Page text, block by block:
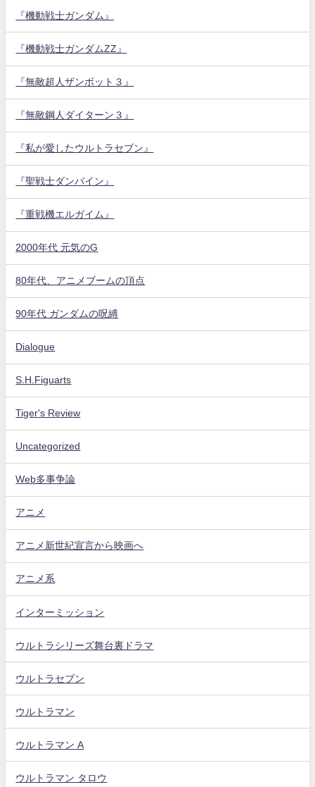
『機動戦士ガンダム』
『機動戦士ガンダムZZ』
『無敵超人ザンボット３』
『無敵鋼人ダイターン３』
『私が愛したウルトラセブン』
『聖戦士ダンバイン』
『重戦機エルガイム』
2000年代 元気のG
80年代、アニメブームの頂点
90年代 ガンダムの呪縛
Dialogue
S.H.Figuarts
Tiger's Review
Uncategorized
Web多事争論
アニメ
アニメ新世紀宣言から映画へ
アニメ系
インターミッション
ウルトラシリーズ舞台裏ドラマ
ウルトラセブン
ウルトラマン
ウルトラマン A
ウルトラマン タロウ